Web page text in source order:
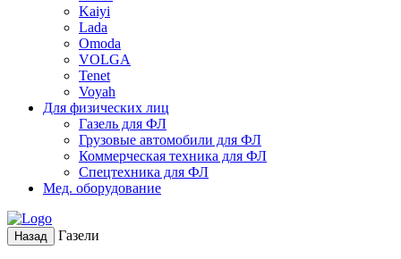
Kaiyi
Lada
Omoda
VOLGA
Tenet
Voyah
Для физических лиц
Газель для ФЛ
Грузовые автомобили для ФЛ
Коммерческая техника для ФЛ
Спецтехника для ФЛ
Мед. оборудование
Назад Газели